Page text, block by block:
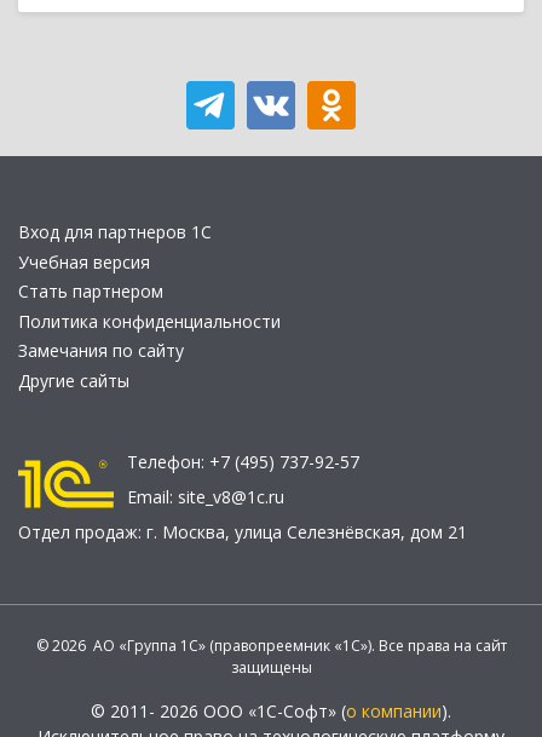
Вход для партнеров 1С
Учебная версия
Стать партнером
Политика конфиденциальности
Замечания по сайту
Другие сайты
Телефон: +7 (495) 737-92-57
Email: site_v8@1c.ru
Отдел продаж: г. Москва, улица Селезнёвская, дом 21
© 2026 АО «Группа 1С» (правопреемник «1С»). Все права на сайт
защищены
© 2011- 2026 ООО «1С-Софт» (о компании).